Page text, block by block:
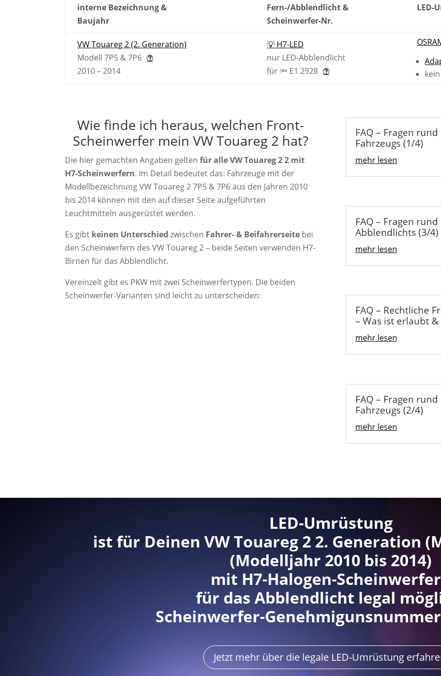
interne Bezeichnung &
Baujahr
Fern-/Abblendlicht &
Scheinwerfer-Nr.
LED-
VW Touareg 2 (2. Generation)
Modell 7P5 & 7P6
2010 – 2014
💡 H7-LED
nur LED-Abblendlicht
für 🔦 E1 2928
Wie finde ich heraus, welchen Front-
Scheinwerfer mein VW Touareg 2 hat?
Die hier gemachten Angaben gelten für alle VW Touareg 2 2 mit
H7-Scheinwerfern. Im Detail bedeutet das: Fahrzeuge mit der
Modellbezeichnung VW Touareg 2 7P5 & 7P6 aus den Jahren 2010
bis 2014 können mit den auf dieser Seite aufgeführten
Leuchtmitteln ausgerüstet werden.
Es gibt keinen Unterschied zwischen Fahrer- & Beifahrerseite bei
den Scheinwerfern des VW Touareg 2 – beide Seiten verwenden H7-
Birnen für das Abblendlicht.
Vereinzelt gibt es PKW mit zwei Scheinwerfertypen. Die beiden
Scheinwerfer-Varianten sind leicht zu unterscheiden:
FAQ – Fragen
Fahrzeugs (1/4)
mehr lesen
FAQ – Fragen
Abblendlichts (3/4)
mehr lesen
FAQ – Rechtliche
– Was ist erlaubt
mehr lesen
FAQ – Fragen
Fahrzeugs (2/4)
mehr lesen
LED-Umrüstung
ist für Deinen VW Touareg 2 2. Generation
(Modelljahr 2010 bis 2014)
mit H7-Halogen-
für das Abblendlicht legal
Scheinwerfer-
Jetzt mehr über die legale LED-Umrüstung